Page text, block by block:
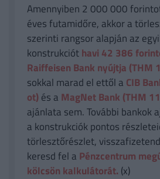
Amennyiben 2 000 000
éves futamidőre, akkor a
szerinti rangsor alapján az
konstrukcióthavi 42 386
Raiffeisen Bank nyújtja (THM
sokkal marad el ettől a CIB
ot)és a MagNet Bank (THM
ajánlata sem. További bankok
a konstrukciók pontos
törlesztőrészlet,
keresd fel a Pénzcentrum
kölcsön kalkulátorát. (x)